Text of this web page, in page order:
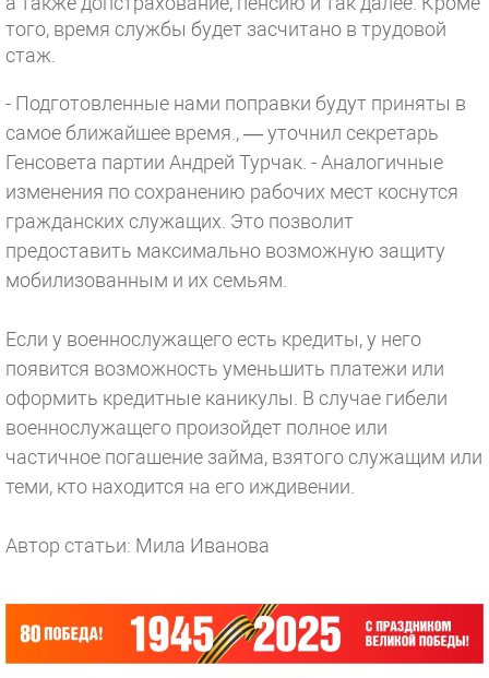
того, время службы будет засчитано в трудовой
стаж.
- Подготовленные нами поправки будут приняты в
самое ближайшее время., — уточнил секретарь
Генсовета партии Андрей Турчак. - Аналогичные
изменения по сохранению рабочих мест коснутся
гражданских служащих. Это позволит
предоставить максимально возможную защиту
мобилизованным и их семьям.
Если у военнослужащего есть кредиты, у него
появится возможность уменьшить платежи или
оформить кредитные каникулы. В случае гибели
военнослужащего произойдет полное или
частичное погашение займа, взятого служащим или
теми, кто находится на его иждивении.
Автор статьи: Мила Иванова